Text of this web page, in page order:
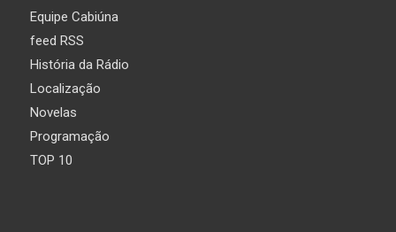
Equipe Cabiúna
feed RSS
História da Rádio
Localização
Novelas
Programação
TOP 10